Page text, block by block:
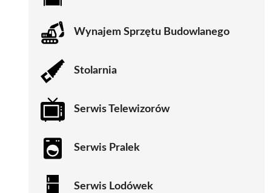
Wynajem Sprzętu Budowlanego
Stolarnia
Serwis Telewizorów
Serwis Pralek
Serwis Lodówek